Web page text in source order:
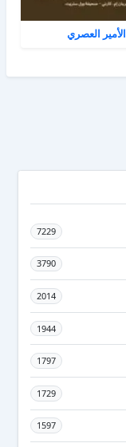
الأمير العصري
7229
3790
2014
1944
1797
1729
1597